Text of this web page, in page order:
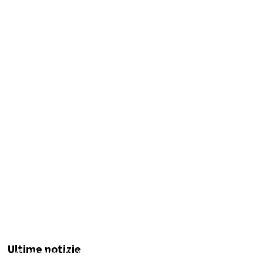
Ultime notizie
Redazione 09/08/2026